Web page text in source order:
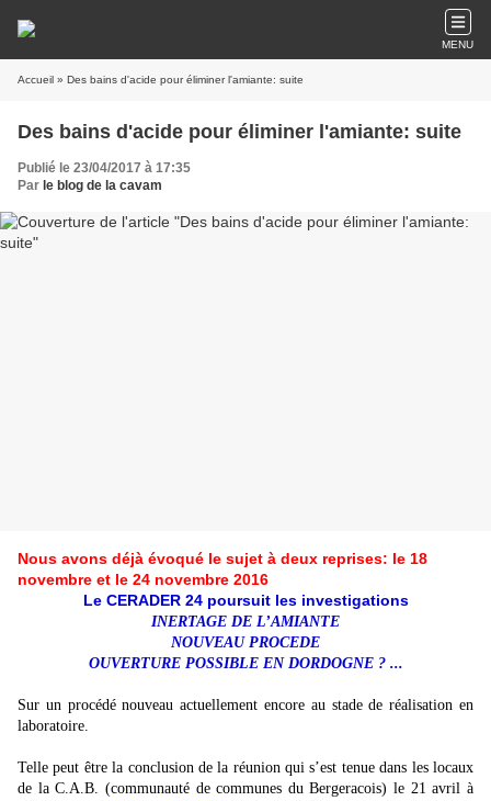
MENU
Accueil » Des bains d'acide pour éliminer l'amiante: suite
Des bains d'acide pour éliminer l'amiante: suite
Publié le 23/04/2017 à 17:35
Par le blog de la cavam
Nous avons déjà évoqué le sujet à deux reprises: le 18
novembre et le 24 novembre 2016
Le CERADER 24 poursuit les investigations
INERTAGE DE L’AMIANTE
NOUVEAU PROCEDE
OUVERTURE POSSIBLE EN DORDOGNE ? ...
Sur un procédé nouveau actuellement encore au stade de réalisation en
laboratoire.
Telle peut être la conclusion de la réunion qui s’est tenue dans les locaux
de la C.A.B. (communauté de communes du Bergeracois) le 21 avril à